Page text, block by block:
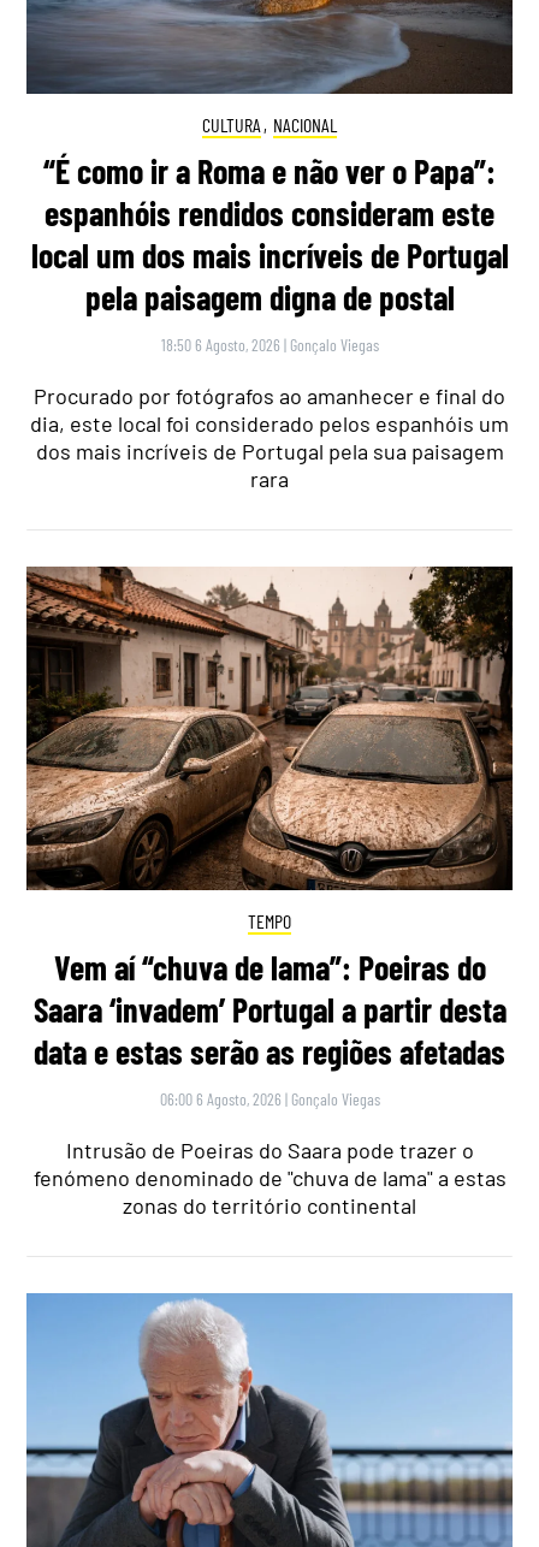
CULTURA , NACIONAL
“É como ir a Roma e não ver o Papa”:
espanhóis rendidos consideram este
local um dos mais incríveis de Portugal
pela paisagem digna de postal
18:50 6 Agosto, 2026 | Gonçalo Viegas
Procurado por fotógrafos ao amanhecer e final do
dia, este local foi considerado pelos espanhóis um
dos mais incríveis de Portugal pela sua paisagem
rara
TEMPO
Vem aí “chuva de lama”: Poeiras do
Saara ‘invadem’ Portugal a partir desta
data e estas serão as regiões afetadas
06:00 6 Agosto, 2026 | Gonçalo Viegas
Intrusão de Poeiras do Saara pode trazer o
fenómeno denominado de "chuva de lama" a estas
zonas do território continental